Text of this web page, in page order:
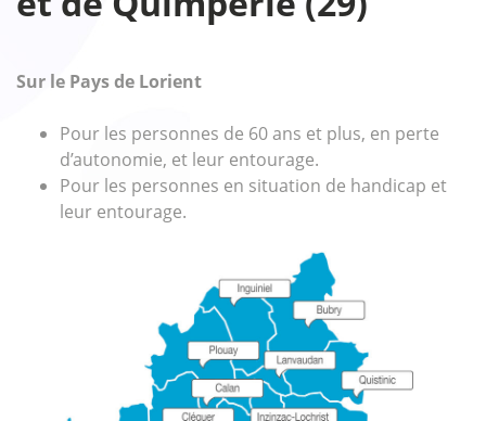
Sur le Pays de Lorient
Pour les personnes de 60 ans et plus, en perte
d’autonomie, et leur entourage.
Pour les personnes en situation de handicap et
leur entourage.